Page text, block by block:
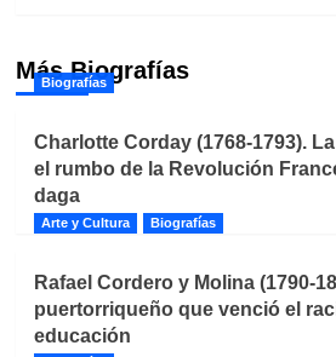
Más Biografías
Biografías
Charlotte Corday (1768-1793).
el rumbo de la Revolución
daga
Arte y Cultura Biografías
Rafael Cordero y Molina (1790-
puertorriqueño que venció el
educación